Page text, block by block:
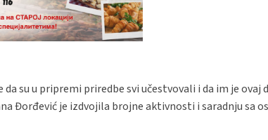
su u pripremi priredbe svi učestvovali i da im je ovaj
Đorđević je izdvojila brojne aktivnosti i saradnju sa